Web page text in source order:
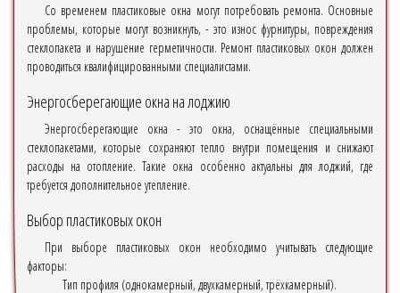
Со временем пластиковые окна могут потребовать ремонта. Основные
проблемы, которые могут возникнуть, - это износ фурнитуры, повреждения
стеклопакета и нарушение герметичности. Ремонт пластиковых окон должен
проводиться квалифицированными специалистами.
Энергосберегающие окна на лоджию
Энергосберегающие окна - это окна, оснащённые специальными
стеклопакетами, которые сохраняют тепло внутри помещения и снижают
расходы на отопление. Такие окна особенно актуальны для лоджий, где
требуется дополнительное утепление.
Выбор пластиковых окон
При выборе пластиковых окон необходимо учитывать следующие
факторы:
Тип профиля (однокамерный, двухкамерный, трёхкамерный).